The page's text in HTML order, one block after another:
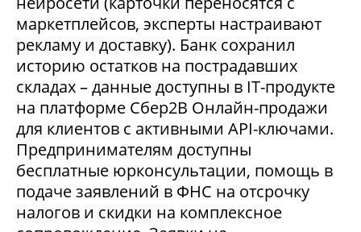
маркетплейсов, эксперты настраивают
рекламу и доставку). Банк сохранил
историю остатков на пострадавших
складах – данные доступны в IT-продукте
на платформе Сбер2В Онлайн-продажи
для клиентов с активными API-ключами.
Предпринимателям доступны
бесплатные юрконсультации, помощь в
подаче заявлений в ФНС на отсрочку
налогов и скидки на комплексное